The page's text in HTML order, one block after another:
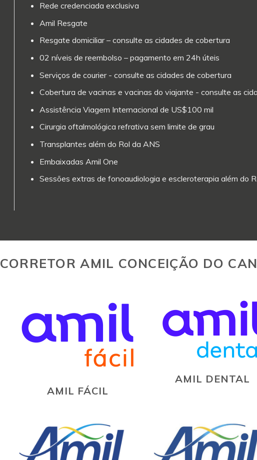
Rede credenciada exclusiva
Amil Resgate
Resgate domiciliar – consulte as cidades de cobertura
02 níveis de reembolso – pagamento em 24h úteis
Serviços de courier - consulte as cidades de cobertura
Cobertura de vacinas e vacinas do viajante - consulte as
Assistência Viagem Internacional de US$100 mil
Cirurgia oftalmológica refrativa sem limite de grau
Transplantes além do Rol da ANS
Embaixadas Amil One
Sessões extras de fonoaudiologia e escleroterapia além do
CORRETOR AMIL CONCEIÇÃO DO
AMIL FÁCIL
AMIL DENTAL